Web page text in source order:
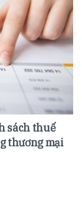
sách thuế
thương mại